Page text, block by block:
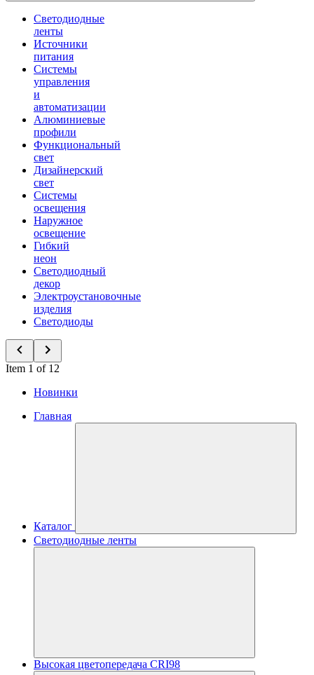
Светодиодные
ленты
Источники
питания
Системы
управления
и
автоматизации
Алюминиевые
профили
Функциональный
свет
Дизайнерский
свет
Системы
освещения
Наружное
освещение
Гибкий
неон
Светодиодный
декор
Электроустановочные
изделия
Светодиоды
Item 1 of 12
Новинки
Главная
Каталог
Светодиодные ленты
Высокая цветопередача CRI98